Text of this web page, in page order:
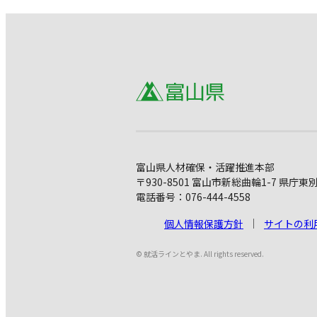
富山県人材確保・活躍推進本部
〒930-8501 富山市新総曲輪1-7 県庁東
電話番号：076-444-4558
個人情報保護方針
サイトの利
© 就活ラインとやま. All rights reserved.